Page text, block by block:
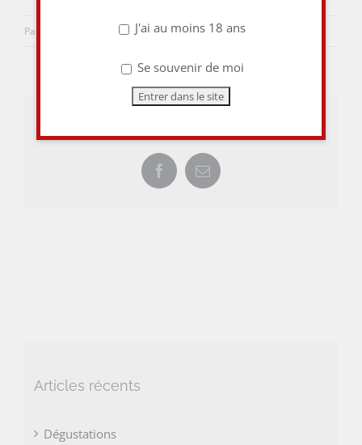
Par 19 mai 2015 | 0 commentaire
FacebookEmail
Articles récents
Dégustations
J'ai au moins 18 ans
Se souvenir de moi